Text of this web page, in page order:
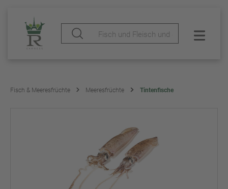
Fisch & Meeresfrüchte Meeresfrüchte Tintenfische